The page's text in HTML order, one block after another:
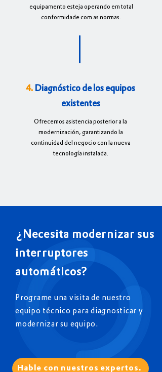
equipamento esteja operando em total
conformidade com as normas.
4. Diagnóstico de los equipos
existentes
Ofrecemos asistencia posterior a la
modernización, garantizando la
continuidad del negocio con la nueva
tecnología instalada.
¿Necesita modernizar sus
interruptores
automáticos?
Programe una visita de nuestro
equipo técnico para diagnosticar y
modernizar su equipo.
Hable con nuestros expertos.